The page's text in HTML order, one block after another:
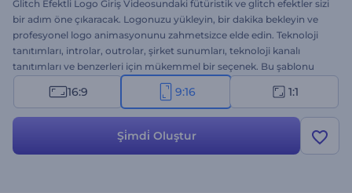
Glitch Efektli Logo Giriş Videosundaki fütüristik ve glitch efektler sizi
bir adım öne çıkaracak. Logonuzu yükleyin, bir dakika bekleyin ve
profesyonel logo animasyonunu zahmetsizce elde edin. Teknoloji
tanıtımları, introlar, outrolar, şirket sunumları, teknoloji kanalı
tanıtımları ve benzerleri için mükemmel bir seçenek. Bu şablonu
16:9 9:16 1:1
Şi̇mdi̇ Oluştur